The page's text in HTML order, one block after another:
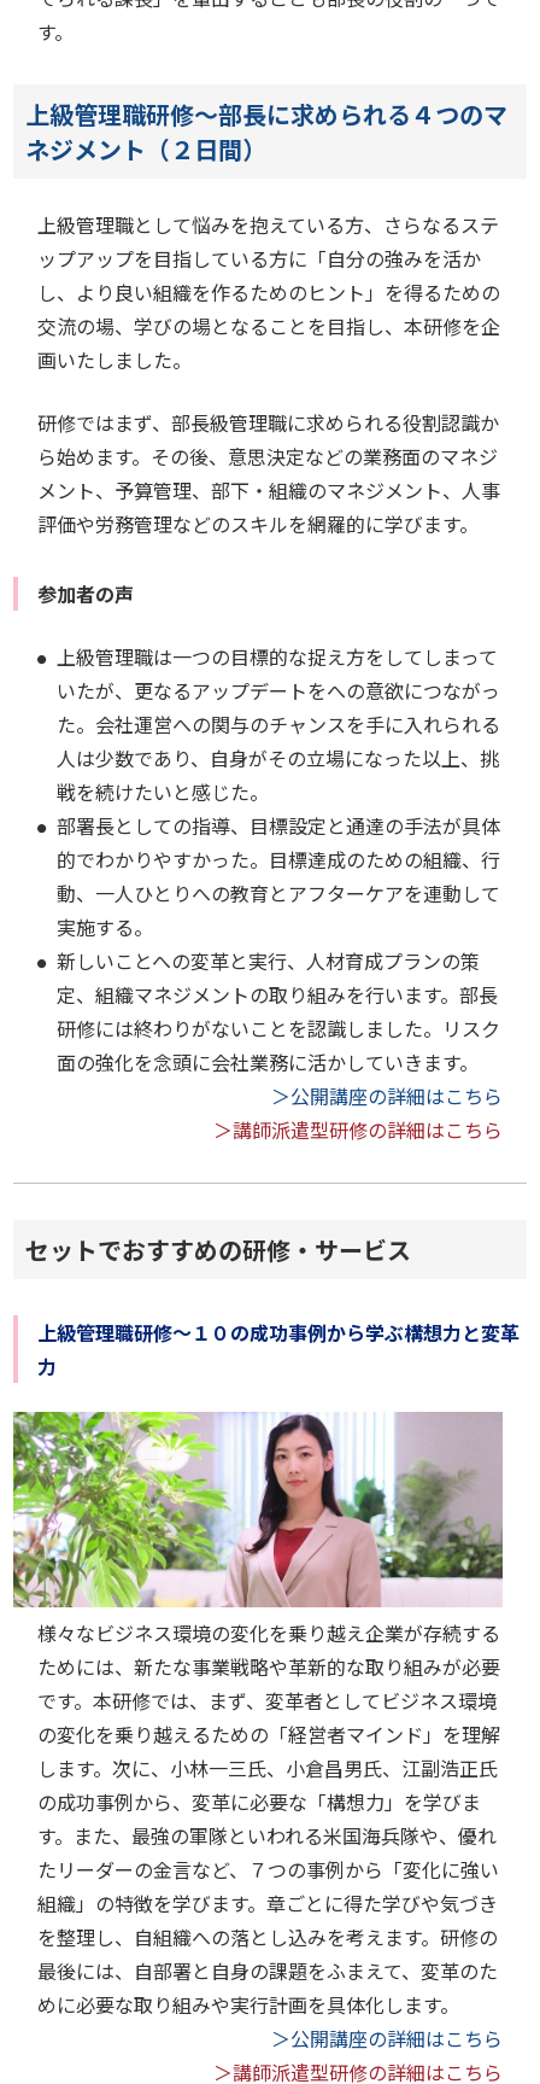
す。
上級管理職研修～部長に求められる４つのマ
ネジメント（２日間）
上級管理職として悩みを抱えている方、さらなるステ
ップアップを目指している方に「自分の強みを活か
し、より良い組織を作るためのヒント」を得るための
交流の場、学びの場となることを目指し、本研修を企
画いたしました。
研修ではまず、部長級管理職に求められる役割認識か
ら始めます。その後、意思決定などの業務面のマネジ
メント、予算管理、部下・組織のマネジメント、人事
評価や労務管理などのスキルを網羅的に学びます。
参加者の声
上級管理職は一つの目標的な捉え方をしてしまって
いたが、更なるアップデートをへの意欲につながっ
た。会社運営への関与のチャンスを手に入れられる
人は少数であり、自身がその立場になった以上、挑
戦を続けたいと感じた。
部署長としての指導、目標設定と通達の手法が具体
的でわかりやすかった。目標達成のための組織、行
動、一人ひとりへの教育とアフターケアを連動して
実施する。
新しいことへの変革と実行、人材育成プランの策
定、組織マネジメントの取り組みを行います。部長
研修には終わりがないことを認識しました。リスク
面の強化を念頭に会社業務に活かしていきます。
＞公開講座の詳細はこちら
＞講師派遣型研修の詳細はこちら
セットでおすすめの研修・サービス
上級管理職研修～１０の成功事例から学ぶ構想力と変革
力
様々なビジネス環境の変化を乗り越え企業が存続する
ためには、新たな事業戦略や革新的な取り組みが必要
です。本研修では、まず、変革者としてビジネス環境
の変化を乗り越えるための「経営者マインド」を理解
します。次に、小林一三氏、小倉昌男氏、江副浩正氏
の成功事例から、変革に必要な「構想力」を学びま
す。また、最強の軍隊といわれる米国海兵隊や、優れ
たリーダーの金言など、７つの事例から「変化に強い
組織」の特徴を学びます。章ごとに得た学びや気づき
を整理し、自組織への落とし込みを考えます。研修の
最後には、自部署と自身の課題をふまえて、変革のた
めに必要な取り組みや実行計画を具体化します。
＞公開講座の詳細はこちら
＞講師派遣型研修の詳細はこちら